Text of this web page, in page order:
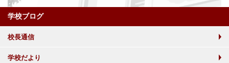
学校ブログ
校長通信
学校だより